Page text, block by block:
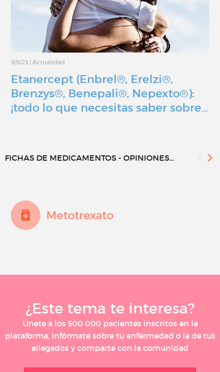
9/6/23 Actualidad
Etanercept (Enbrel®, Erelzi®,
Brenzys®, Benepali®, Nepexto®):
¡todo lo que necesitas saber sobre…
FICHAS DE MEDICAMENTOS - OPINIONES...
Metotrexato
¿Este tema te interesa?
Únete a los 500 000 pacientes inscritos en la
plataforma, infórmate sobre tu enfermedad o la de tus
allegados y comparte con la comunidad